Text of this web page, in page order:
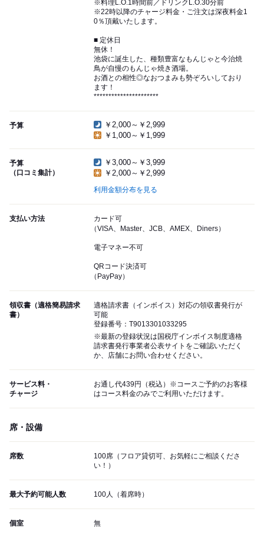
※料理L.O.1時間前／ドリンクL.O.30分前
※22時以降のチャージ料金・ご注文は深夜料金1
0％頂戴いたします。
■ 定休日
無休！
池袋に誕生した、種類豊富なもんじゃと今治焼
鳥が自慢のもんじゃ焼き酒場。
お酒との相性◎なおつまみも勢ぞろいしており
ます！
**********************
予算
￥2,000～￥2,999
￥1,000～￥1,999
予算
（口コミ集計）
￥3,000～￥3,999
￥2,000～￥2,999
利用金額分布を見る
支払い方法
カード可
（VISA、Master、JCB、AMEX、Diners）
電子マネー不可
QRコード決済可
（PayPay）
領収書（適格簡易請求
書）
適格請求書（インボイス）対応の領収書発行が
可能
登録番号：T9013301033295
※最新の登録状況は国税庁インボイス制度適格
請求書発行事業者公表サイトをご確認いただく
か、店舗にお問い合わせください。
サービス料・
チャージ
お通し代439円（税込）※コースご予約のお客様
はコース料金のみでご利用いただけます。
席・設備
席数
100席（フロア貸切可、お気軽にご相談くださ
い！）
最大予約可能人数 100人（着席時）
個室 無